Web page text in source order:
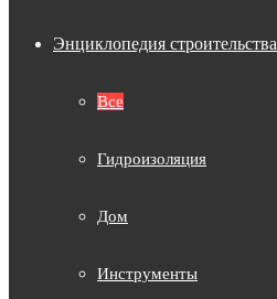
Энциклопедия строительства
Все
Гидроизоляция
Дом
Инструменты